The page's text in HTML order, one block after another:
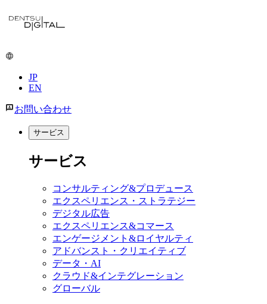
メ
コ
ツ
JP
EN
お問い合わせ
サービス
サービス
コンサルティング&プロデュース
エクスペリエンス・ストラテジー
デジタル広告
エクスペリエンス&コマース
エンゲージメント&ロイヤルティ
アドバンスト・クリエイティブ
データ・AI
クラウド&インテグレーション
グローバル